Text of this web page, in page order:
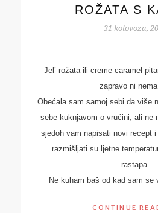
ROŽATA S
31 kolovoza,
Jel’ rožata ili creme caramel
zapravo ni nema.
Obećala sam samoj sebi da više
sebe kuknjavom o vrućini, ali ne
sjedoh vam napisati novi recept
razmišljati su ljetne
rastapa.
Ne kuham baš od kad sam se
CONTINUE